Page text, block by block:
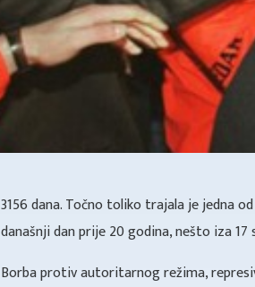
3156 dana. Točno toliko trajala je jedna
današnji dan prije 20 godina, nešto iza
Borba protiv autoritarnog režima,